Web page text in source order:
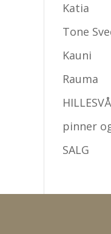
Katia
Tone
Kauni
Rauma
pinner
SALG